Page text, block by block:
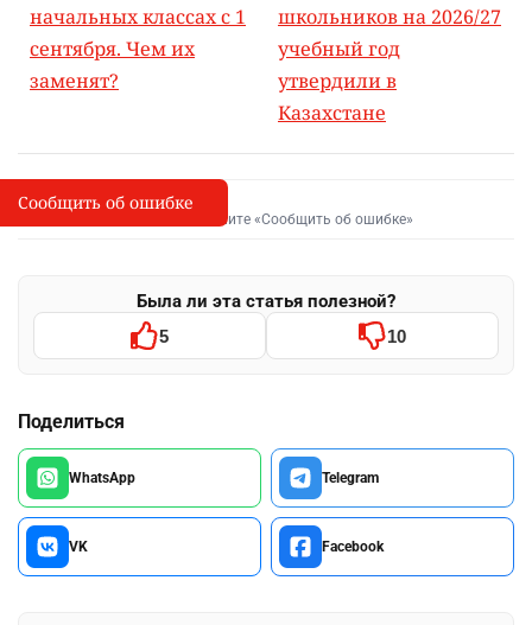
начальных классах с 1
сентября. Чем их
заменят?
школьников на 2026/27
учебный год
утвердили в
Казахстане
I
Сообщить об опечатке
Выделите фрагмент и нажмите «Сообщить об ошибке»
Была ли эта статья полезной?
5 10
Поделиться
WhatsApp Telegram
VK Facebook
Сообщить об ошибке